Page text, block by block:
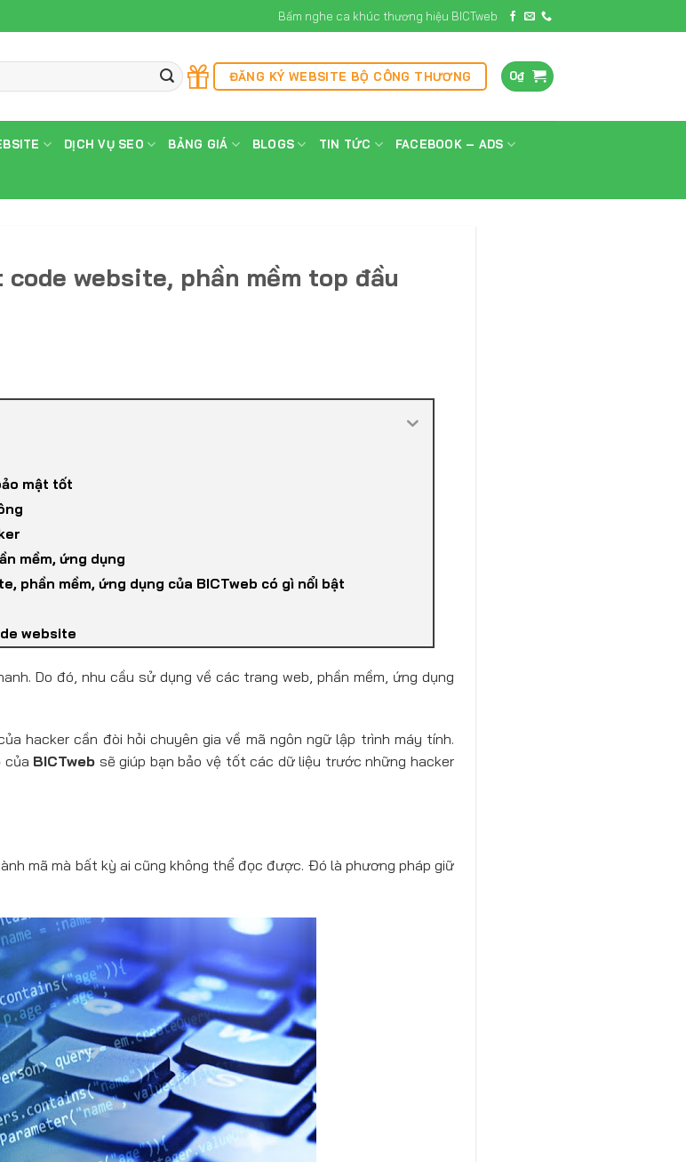
Bấm nghe ca khúc thương hiệu BICTweb
ĐĂNG KÝ WEBSITE BỘ CÔNG THƯƠNG 0₫
DỊCH VỤ SEO BẢNG GIÁ BLOGS TIN TỨC FACEBOOK – ADS
code website, phần mềm top đầu
mật tốt
mềm, ứng dụng
phần mềm, ứng dụng của BICTweb có gì nổi bật
website
Do đó, nhu cầu sử dụng về các trang web, phần mềm, ứng dụng
hacker cần đòi hỏi chuyên gia về mã ngôn ngữ lập trình máy tính.
của BICTweb sẽ giúp bạn bảo vệ tốt các dữ liệu trước những hacker
mã mà bất kỳ ai cũng không thể đọc được. Đó là phương pháp giữ